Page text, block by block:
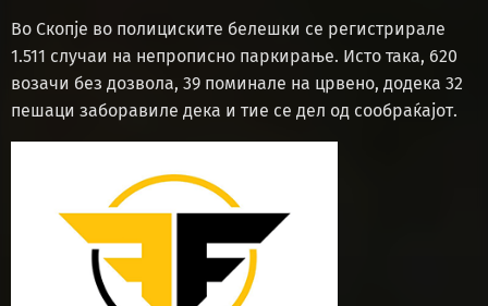
Во Скопје во полициските белешки се регистрирале
1.511 случаи на непрописно паркирање. Исто така, 620
возачи без дозвола, 39 поминале на црвено, додека 32
пешаци заборавиле дека и тие се дел од сообраќајот.